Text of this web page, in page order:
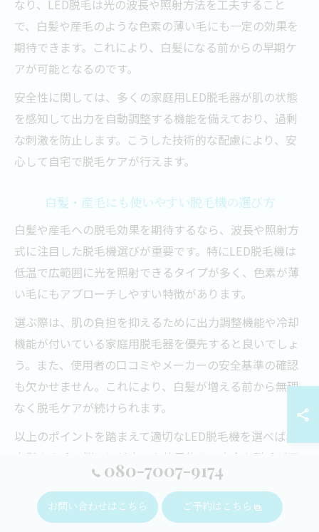
なり、LED脱毛は光の波長や照射方法を工夫すること
で、白髪や産毛のような色素の薄い毛にも一定の効果を
期待できます。これにより、白髪になる前からの早期ケ
アが可能となるのです。
安全性に関しては、多くの家庭用LED脱毛器が肌の状態
を感知して出力を自動調整する機能を備えており、過剰
な刺激を防止します。こうした技術的な配慮により、安
心して自宅で脱毛ケアが行えます。
白髪・産毛にも使いやすい脱毛機の選び方
白髪や産毛への脱毛効果を期待するなら、波長や照射方
式に注目した脱毛機選びが重要です。特にLED脱毛機は
低温で広範囲に光を照射できるタイプが多く、色素が薄
い毛にもアプローチしやすい特徴があります。
選ぶ際は、肌の負担を抑えるために出力調整機能や冷却
機能が付いている家庭用脱毛器を優先すると良いでしょ
う。また、使用者の口コミやメーカーの安全基準の確認
も欠かせません。これにより、白髪が増える前から無理
なく脱毛ケアが続けられます。
以上のポイントを踏まえて適切なLED脱毛機を選べば、
白髪や産毛の悩みに対応した効果的かつ安全な脱毛が可
能となり、美肌と快適なセルフケアの両立が実現しま
080-7007-9174
お問い合わせはこちら ご予約はこちら